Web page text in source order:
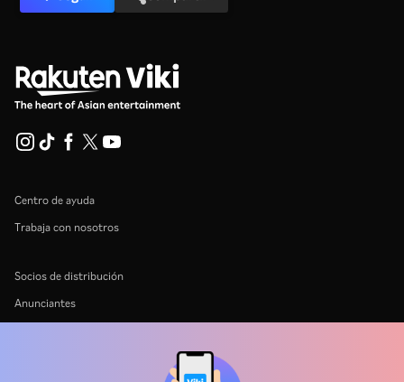
Centro de ayuda
Trabaja con nosotros
Socios de distribución
Anunciantes